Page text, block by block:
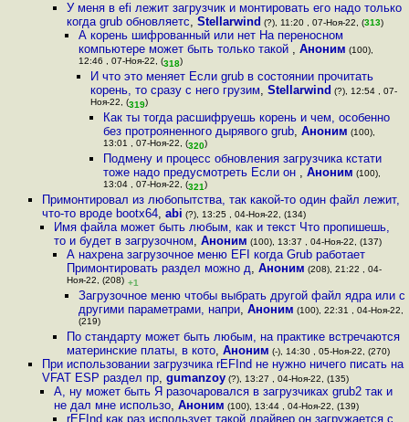
У меня в efi лежит загрузчик и монтировать его надо только
когда grub обновляетс, Stellarwind (?), 11:20 , 07-Ноя-22, (313)
А корень шифрованный или нет На переносном
компьютере может быть только такой , Аноним (100),
12:46 , 07-Ноя-22, (318)
И что это меняет Если grub в состоянии прочитать
корень, то сразу с него грузим,Stellarwind (?), 12:54 , 07-
Ноя-22, (319)
Как ты тогда расшифруешь корень и чем, особенно
без протрояненного дырявого grub, Аноним (100),
13:01 , 07-Ноя-22, (320)
Подмену и процесс обновления загрузчика кстати
тоже надо предусмотреть Если он , Аноним (100),
13:04 , 07-Ноя-22, (321)
Примонтировал из любопытства, так какой-то один файл лежит,
что-то вроде bootx64, abi (?), 13:25 , 04-Ноя-22, (134)
Имя файла может быть любым, как и текст Что пропишешь,
то и будет в загрузочном,Аноним (100), 13:37 , 04-Ноя-22, (137)
А нахрена загрузочное меню EFI когда Grub работает
Примонтировать раздел можно д, Аноним (208), 21:22 , 04-
Ноя-22, (208) +1
Загрузочное меню чтобы выбрать другой файл ядра или с
другими параметрами, напри, Аноним (100), 22:31 , 04-Ноя-22,
(219)
По стандарту может быть любым, на практике встречаются
материнские платы, в кото, Аноним (-), 14:30 , 05-Ноя-22, (270)
При использовании загрузчика rEFInd не нужно ничего писать на
VFAT ESP раздел пр, gumanzoy(?), 13:27 , 04-Ноя-22, (135)
А, ну может быть Я разочаровался в загрузчиках grub2 так и
не дал мне использо,Аноним (100), 13:44 , 04-Ноя-22, (139)
rEFInd как раз использует такой драйвер он загружается с